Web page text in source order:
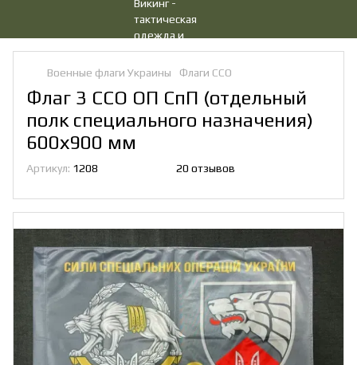
Военные флаги Украины Флаги ССО
Флаг 3 ССО ОП СпП (отдельный
полк специального назначения)
600х900 мм
Артикул: 1208 20 отзывов